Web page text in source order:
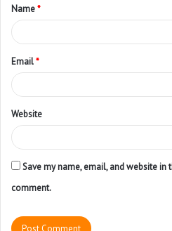
Name*
Email*
Website
Save my name, email, and website
comment.